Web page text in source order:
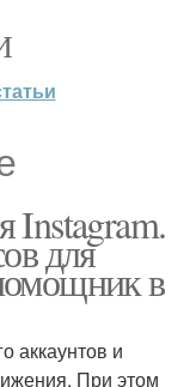
Instagram.
для
в
аккаунтов и
При этом